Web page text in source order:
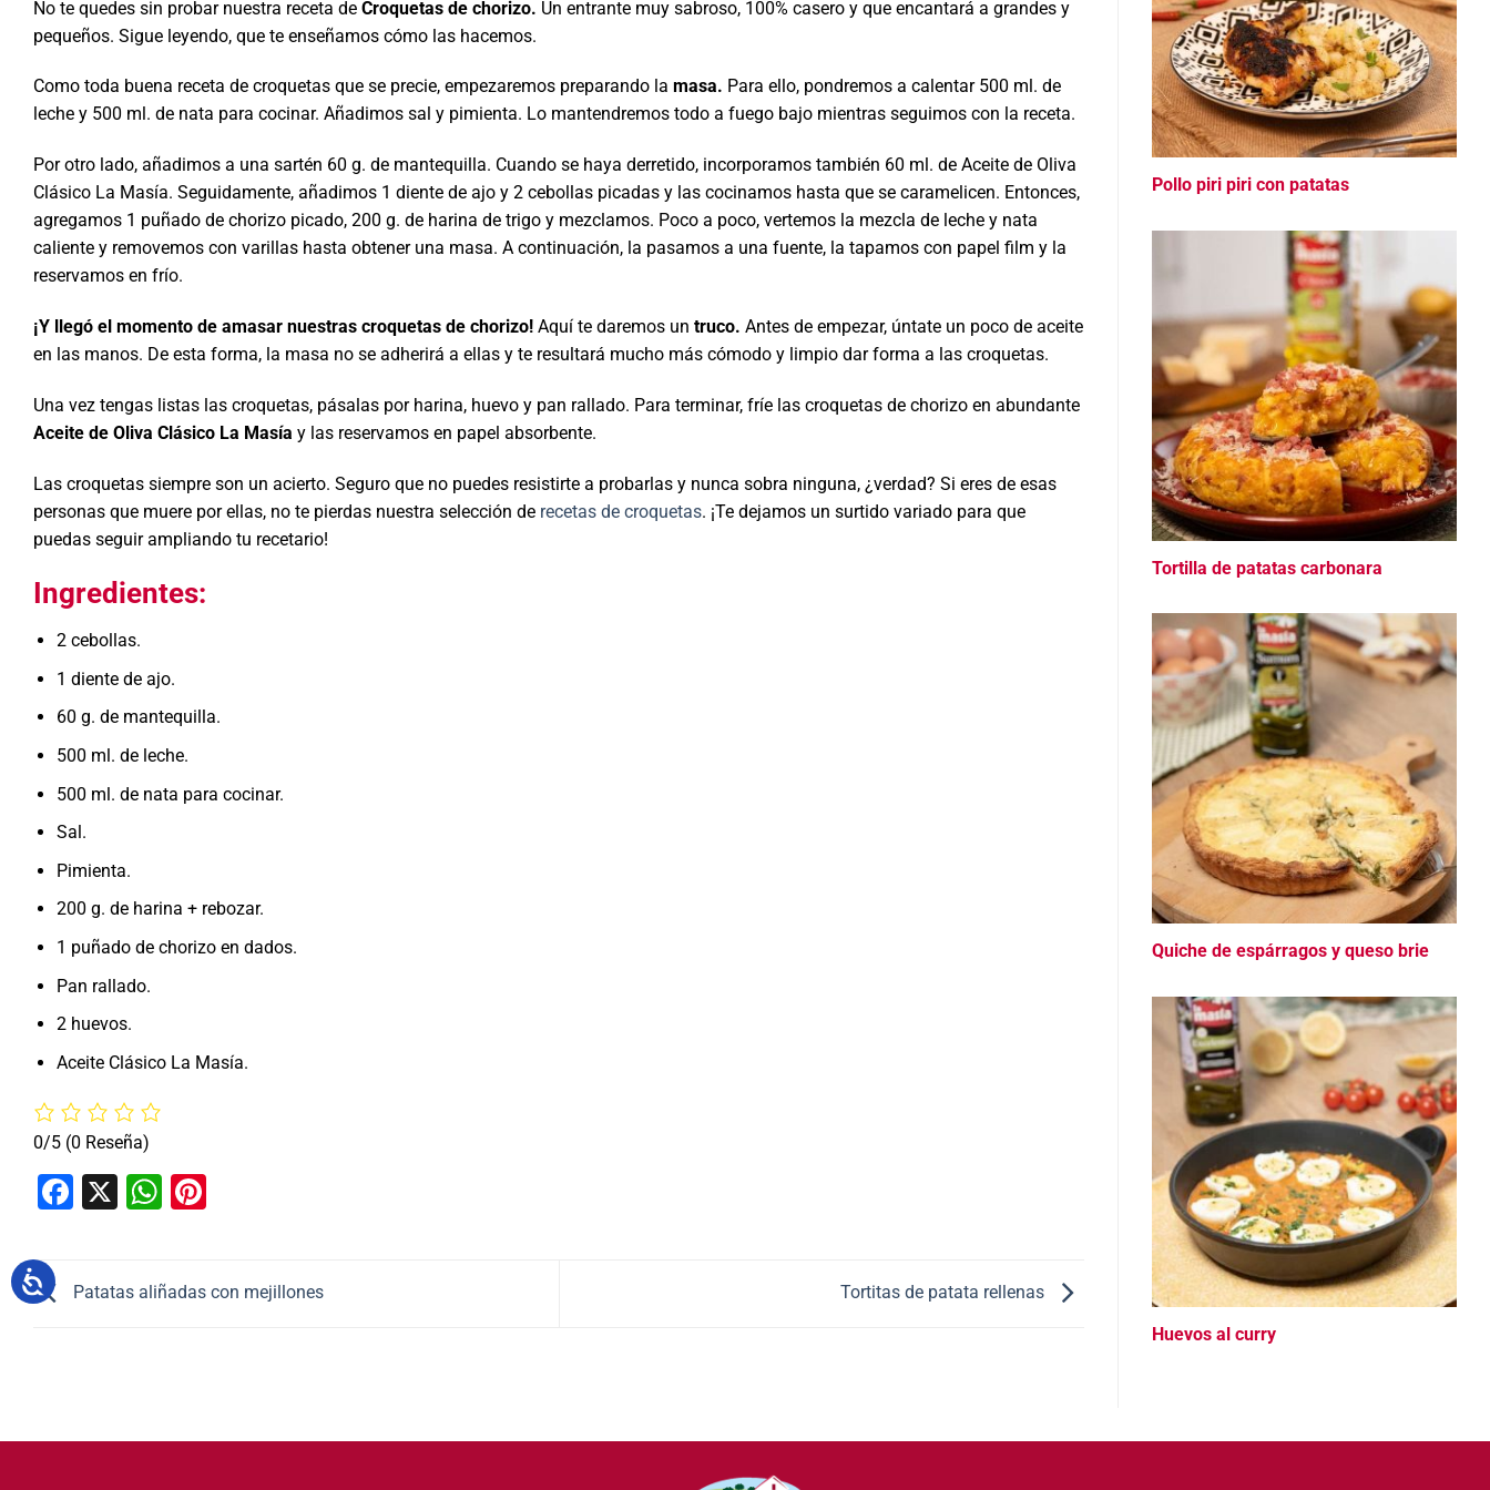
No te quedes sin probar nuestra receta de Croquetas de chorizo. Un entrante muy sabroso, 100% casero y que encantará a grandes y
pequeños. Sigue leyendo, que te enseñamos cómo las hacemos.
Como toda buena receta de croquetas que se precie, empezaremos preparando la masa. Para ello, pondremos a calentar500 ml. de
leche y 500 ml. de nata para cocinar. Añadimos sal y pimienta. Lo mantendremos todo a fuego bajo mientras seguimos con la receta.
Por otro lado, añadimos a una sartén 60 g. de mantequilla. Cuando se haya derretido, incorporamos también 60 ml. de Aceite de Oliva
Clásico La Masía. Seguidamente, añadimos 1 diente de ajo y 2 cebollas picadas y las cocinamos hasta que se caramelicen. Entonces,
agregamos 1 puñado de chorizo picado, 200 g. de harina de trigo y mezclamos. Poco a poco, vertemos la mezcla de leche y nata
caliente y removemos con varillas hasta obtener una masa. A continuación, la pasamos a una fuente, la tapamos con papel film y la
reservamos en frío.
¡Y llegó el momento de amasar nuestras croquetas de chorizo! Aquí te daremos un truco. Antes de empezar, úntate un poco de aceite
en las manos. De esta forma, la masa no se adherirá a ellas y te resultará mucho más cómodo y limpio dar forma a las croquetas.
Una vez tengas listas las croquetas, pásalas por harina, huevo y pan rallado. Para terminar, fríe las croquetas de chorizo en abundante
Aceite de Oliva Clásico La Masía y las reservamos en papel absorbente.
Las croquetas siempre son un acierto. Seguro que no puedes resistirte a probarlas y nunca sobra ninguna, ¿verdad? Si eres de esas
personas que muere por ellas, no te pierdas nuestra selección de recetas de croquetas. ¡Te dejamos un surtido variado para que
puedas seguir ampliando tu recetario!
Ingredientes:
2 cebollas.
1 diente de ajo.
60 g. de mantequilla.
500 ml. de leche.
500 ml. de nata para cocinar.
Sal.
Pimienta.
200 g. de harina + rebozar.
1 puñado de chorizo en dados.
Pan rallado.
2 huevos.
Aceite Clásico La Masía.
0/5 (0 Reseña)
Facebook
X WhatsApp
Patatas aliñadas con mejillones Tortitas de patata rellenas
Pollo piri piri con patatas
Tortilla de patatas carbonara
Quiche de espárragos y queso brie
Huevos al curry